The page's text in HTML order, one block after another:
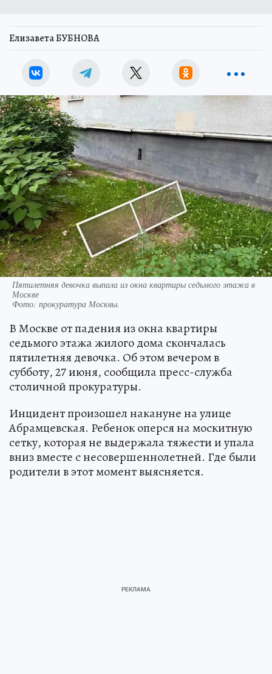
Елизавета БУБНОВА
Пятилетняя девочка выпала из окна квартиры седьмого этажа в
Москве
Фото: прокуратура Москвы.
В Москве от падения из окна квартиры
седьмого этажа жилого дома скончалась
пятилетняя девочка. Об этом вечером в
субботу, 27 июня, сообщила пресс-служба
столичной прокуратуры.
Инцидент произошел накануне на улице
Абрамцевская. Ребенок оперся на москитную
сетку, которая не выдержала тяжести и упала
вниз вместе с несовершеннолетней. Где были
родители в этот момент выясняется.